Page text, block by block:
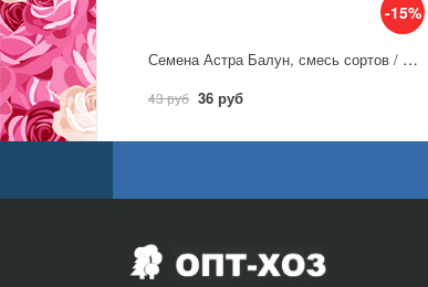
-15%
Семена Астра Балун, смесь сортов / Аэлита
43 руб 36 руб